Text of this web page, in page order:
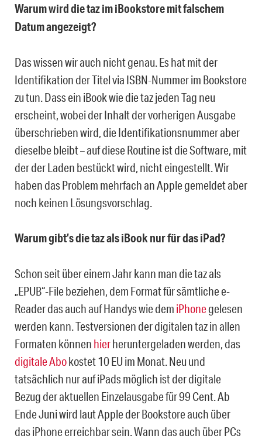
Warum wird die taz im iBookstore mit falschem
Datum angezeigt?
Das wissen wir auch nicht genau. Es hat mit der
Identifikation der Titel via ISBN-Nummer im Bookstore
zu tun. Dass ein iBook wie die taz jeden Tag neu
erscheint, wobei der Inhalt der vorherigen Ausgabe
überschrieben wird, die Identifikationsnummer aber
dieselbe bleibt – auf diese Routine ist die Software, mit
der der Laden bestückt wird, nicht eingestellt. Wir
haben das Problem mehrfach an Apple gemeldet aber
noch keinen Lösungsvorschlag.
Warum gibt’s die taz als iBook nur für das iPad?
Schon seit über einem Jahr kann man die taz als
„EPUB“-File beziehen, dem Format für sämtliche e-
Reader das auch auf Handys wie dem iPhonegelesen
werden kann. Testversionen der digitalen taz in allen
Formaten können hierheruntergeladen werden, das
digitale Abokostet 10 EU im Monat. Neu und
tatsächlich nur auf iPads möglich ist der digitale
Bezug der aktuellen Einzelausgabe für 99 Cent. Ab
Ende Juni wird laut Apple der Bookstore auch über
das iPhone erreichbar sein. Wann das auch über PCs